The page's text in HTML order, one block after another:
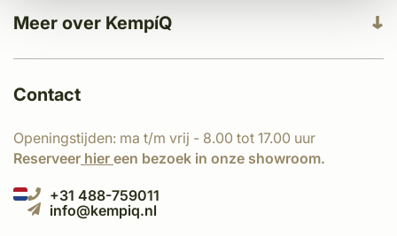
Meer over KempíQ
Contact
Openingstijden: ma t/m vrij - 8.00 tot 17.00 uur
Reserveer hier een bezoek in onze showroom.
+31 488-759011
info@kempiq.nl